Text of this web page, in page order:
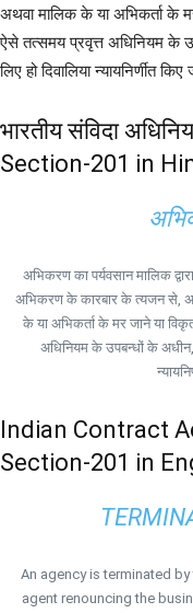
अथवा मालिक के या अभिकर्ता के
ऐसे तत्समय प्रवृत्त अधिनियम के
लिए हो दिवालिया न्यायनिर्णीत
भारतीय संविदा
Section-201 in
अभिकरण का पर्यवसान मालिक
अभिकरण के कारबार के त्यजन से,
के या अभिकर्ता के मर जाने या
अधिनियम के उपबन्धों के अधीन,
Indian Contract
Section-201 in
An agency is terminated
agent renouncing the